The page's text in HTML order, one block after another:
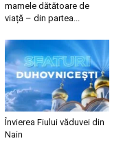
mamele dătătoare de
viață – din partea...
Învierea Fiului văduvei din
Nain